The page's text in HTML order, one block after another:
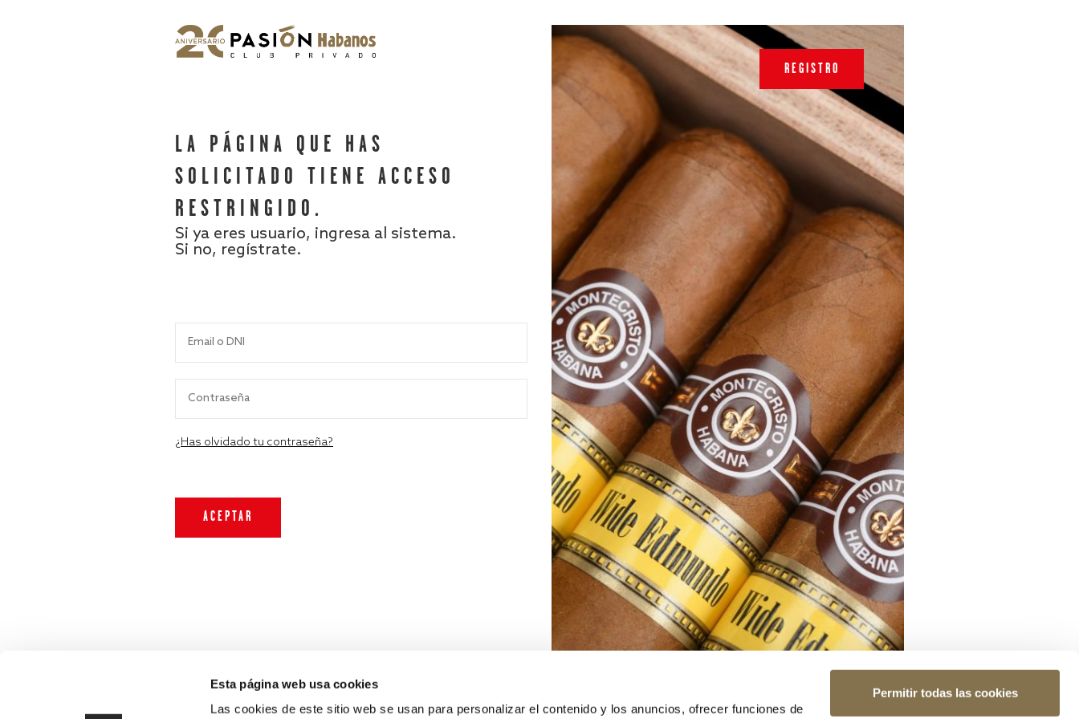
Esta página web usa cookies
Las cookies de este sitio web se usan para personalizar el contenido y los anuncios, ofrecer funciones de
Permitir todas las cookies
LA PÁGINA QUE HAS
SOLICITADO TIENE ACCESO
RESTRINGIDO.
Si ya eres usuario, ingresa al sistema.
Si no, regístrate.
¿Has olvidado tu contraseña?
REGISTRO